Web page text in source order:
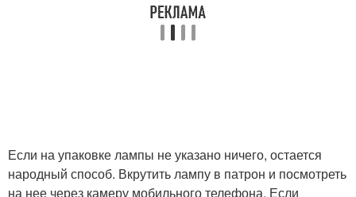
Если на упаковке лампы не указано ничего, остается
народный способ. Вкрутить лампу в патрон и посмотреть
на нее через камеру мобильного телефона. Если